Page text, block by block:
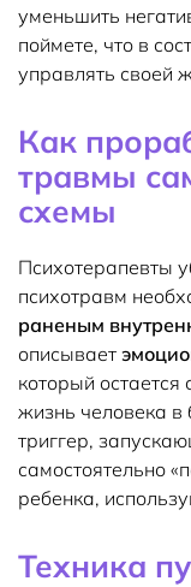
уменьшить
поймете, что в
управлять своей
Как
травмы
схемы
Психотерапевты
психотравм
раненым
описывает
который остается
жизнь человека
триггер,
самостоятельно
ребенка,
Техника